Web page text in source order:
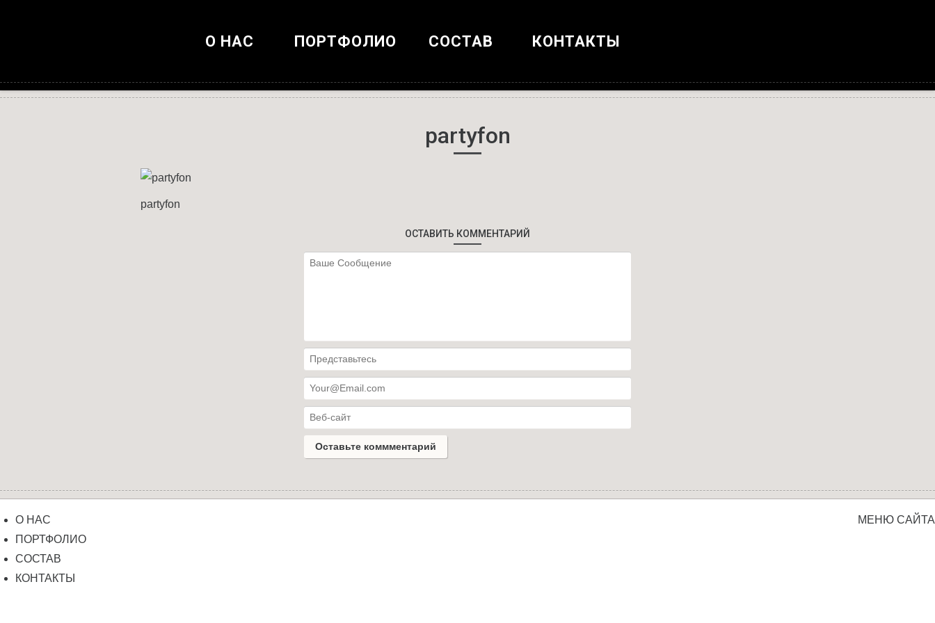
О НАС ПОРТФОЛИО СОСТАВ КОНТАКТЫ
partyfon
partyfon
ОСТАВИТЬ КОММЕНТАРИЙ
МЕНЮ САЙТА
О НАС
ПОРТФОЛИО
СОСТАВ
КОНТАКТЫ